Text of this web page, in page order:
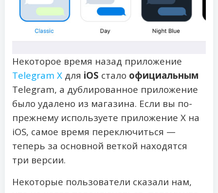
Некоторое время назад приложение
Telegram X для iOS стало официальным
Telegram, а дублированное приложение
было удалено из магазина. Если вы по-
прежнему используете приложение X на
iOS, самое время переключиться —
теперь за основной веткой находятся
три версии.
Некоторые пользователи сказали нам,